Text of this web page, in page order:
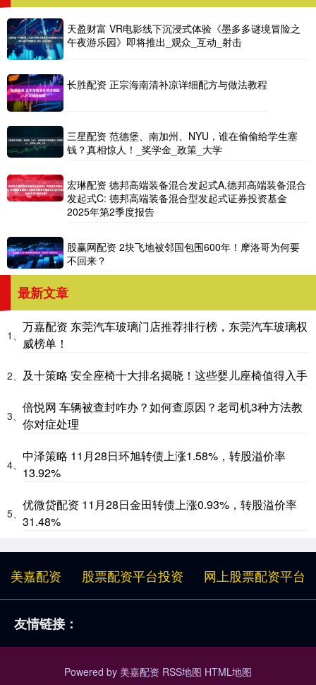
天盈财富 VR电影线下沉浸式体验《墨多多谜境冒险之
午夜游乐园》即将推出_观众_互动_射击
长胜配资 正宗海南清补凉详细配方与做法教程
三星配资 范德堡、南加州、NYU，谁在偷偷给学生塞
钱？真相惊人！_奖学金_政策_大学
宏琳配资 德邦高端装备混合发起式A,德邦高端装备混合
发起式C: 德邦高端装备混合型发起式证券投资基金
2025年第2季度报告
股赢网配资 2块飞地被邻国包围600年！摩洛哥为何要
不回来？
最新文章
1、
万嘉配资 东莞汽车玻璃门店推荐排行榜，东莞汽车玻璃权
威榜单！
2、 及十策略 安全座椅十大排名揭晓！这些婴儿座椅值得入手
3、
倍悦网 车辆被查封咋办？如何查原因？老司机3种方法教
你对症处理
4、
中泽策略 11月28日环旭转债上涨1.58%，转股溢价率
13.92%
5、
优微贷配资 11月28日金田转债上涨0.93%，转股溢价率
31.48%
美嘉配资 股票配资平台投资 网上股票配资平台
友情链接：
Powered by 美嘉配资 RSS地图 HTML地图